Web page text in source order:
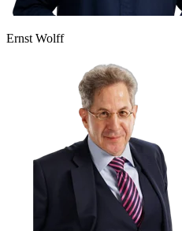
Ernst Wolff